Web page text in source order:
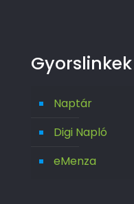
Gyorslinkek
Naptár
Digi Napló
eMenza